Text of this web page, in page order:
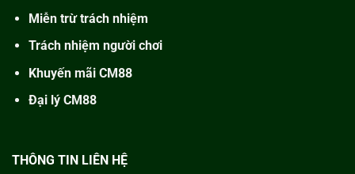
Miễn trừ trách nhiệm
Trách nhiệm người chơi
Khuyến mãi CM88
Đại lý CM88
THÔNG TIN LIÊN HỆ